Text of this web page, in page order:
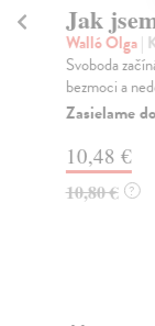
Jak
Walló Olga|
Svoboda
bezmoci a
Zasielame
10,48 €
10,80 € ?